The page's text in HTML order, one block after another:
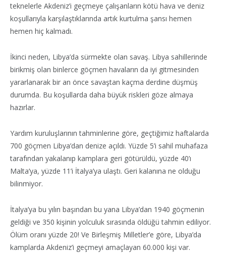
teknelerle Akdeniz’i geçmeye çalışanların kötü hava ve deniz
koşullarıyla karşılaştıklarında artık kurtulma şansı hemen
hemen hiç kalmadı.
İkinci neden, Libya’da sürmekte olan savaş. Libya sahillerinde
birikmiş olan binlerce göçmen havaların da iyi gitmesinden
yararlanarak bir an önce savaştan kaçma derdine düşmüş
durumda. Bu koşullarda daha büyük riskleri göze almaya
hazırlar.
Yardım kuruluşlarının tahminlerine göre, geçtiğimiz haftalarda
700 göçmen Libya’dan denize açıldı. Yüzde 5’i sahil muhafaza
tarafından yakalanıp kamplara geri götürüldü, yüzde 40’ı
Malta’ya, yüzde 11’i İtalya’ya ulaştı. Geri kalanına ne olduğu
bilinmiyor.
İtalya’ya bu yılın başından bu yana Libya’dan 1940 göçmenin
geldiği ve 350 kişinin yolculuk sırasında öldüğü tahmin ediliyor.
Ölüm oranı yüzde 20! Ve Birleşmiş Milletler’e göre, Libya’da
kamplarda Akdeniz’i geçmeyi amaçlayan 60.000 kişi var.